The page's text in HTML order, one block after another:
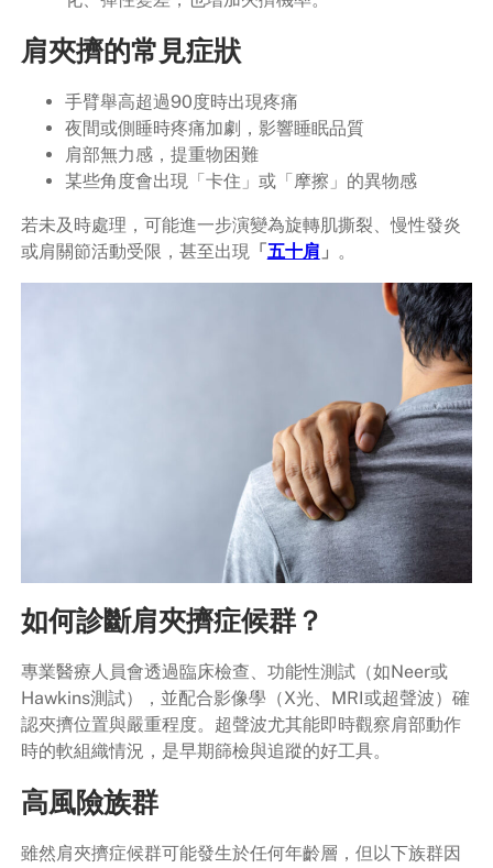
肩夾擠的常見症狀
手臂舉高超過90度時出現疼痛
夜間或側睡時疼痛加劇，影響睡眠品質
肩部無力感，提重物困難
某些角度會出現「卡住」或「摩擦」的異物感
若未及時處理，可能進一步演變為旋轉肌撕裂、慢性發炎
或肩關節活動受限，甚至出現 「五十肩 」 。
如何診斷肩夾擠症候群？
專業醫療人員會透過臨床檢查、功能性測試（如Neer或
Hawkins測試），並配合影像學（X光、MRI或超聲波）確
認夾擠位置與嚴重程度。超聲波尤其能即時觀察肩部動作
時的軟組織情況，是早期篩檢與追蹤的好工具。
高風險族群
雖然肩夾擠症候群可能發生於任何年齡層，但以下族群因